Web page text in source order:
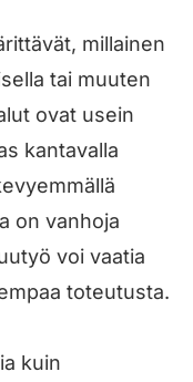
millainen
tai muuten
ovat usein
kantavalla
on vanhoja
voi vaatia
toteutusta.
kuin